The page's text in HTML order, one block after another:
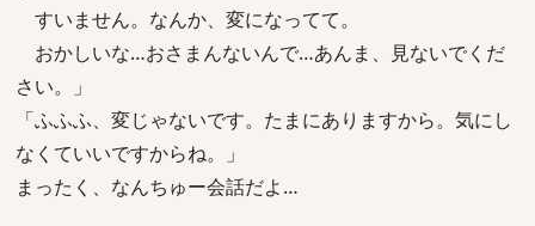
すいません。なんか、変になってて。
おかしいな…おさまんないんで…あんま、見ないでくだ
さい。」
「ふふふ、変じゃないです。たまにありますから。気にし
なくていいですからね。」
まったく、なんちゅー会話だよ…